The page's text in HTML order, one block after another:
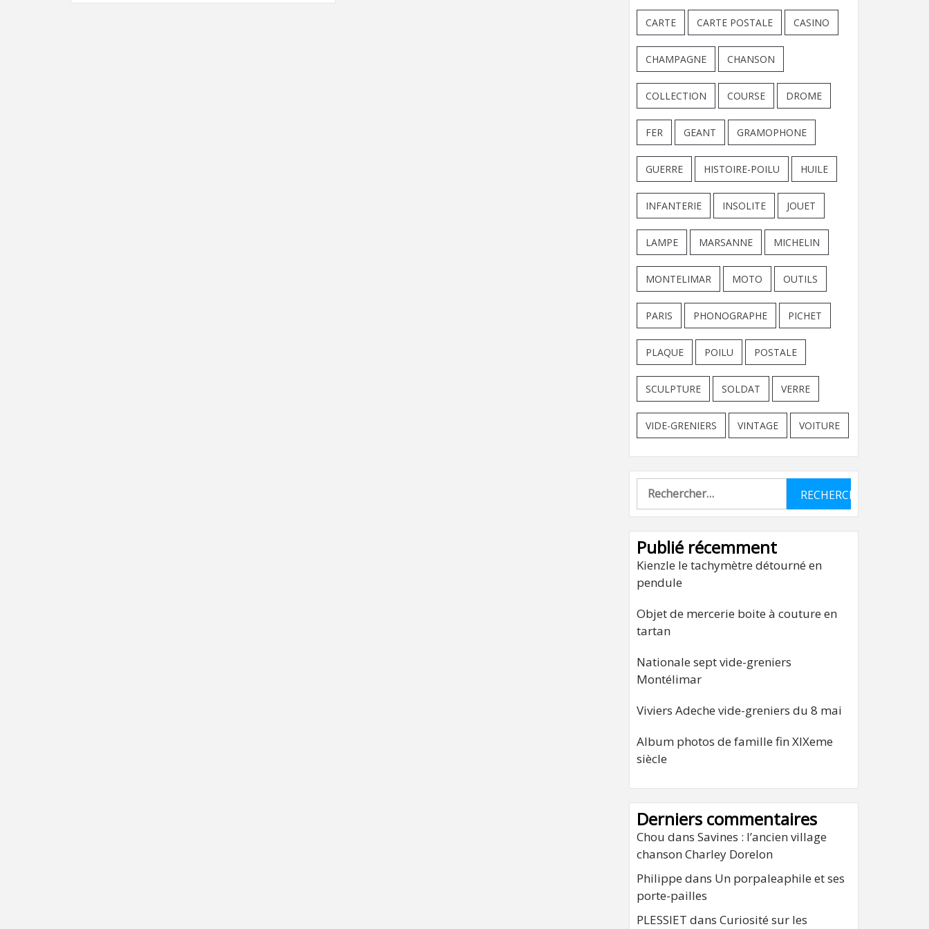
CARTE CARTE POSTALE CASINO
CHAMPAGNE CHANSON
COLLECTION COURSE DROME
FER GEANT GRAMOPHONE
GUERRE HISTOIRE-POILU HUILE
INFANTERIE INSOLITE JOUET
LAMPE MARSANNE MICHELIN
MONTELIMAR MOTO OUTILS
PARIS PHONOGRAPHE PICHET
PLAQUE POILU POSTALE
SCULPTURE SOLDAT VERRE
VIDE-GRENIERS VINTAGE VOITURE
Rechercher :
Publié récemment
Kienzle le tachymètre détourné en
pendule
Objet de mercerie boite à couture en
tartan
Nationale sept vide-greniers
Montélimar
Viviers Adeche vide-greniers du 8 mai
Album photos de famille fin XIXeme
siècle
Derniers commentaires
Chou dans Savines : l’ancien village
chanson Charley Dorelon
Philippe dans Un porpaleaphile et ses
porte-pailles
PLESSIET dans Curiosité sur les